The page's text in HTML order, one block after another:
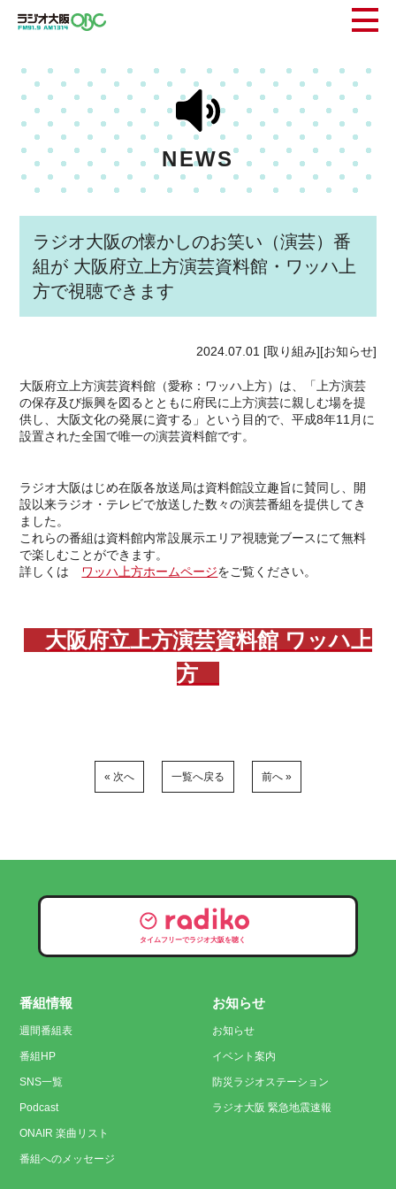
NEWS
ラジオ大阪の懐かしのお笑い（演芸）番
組が 大阪府立上方演芸資料館・ワッハ上
方で視聴できます
2024.07.01 [取り組み][お知らせ]
大阪府立上方演芸資料館（愛称：ワッハ上方）は、「上方演芸
の保存及び振興を図るとともに府民に上方演芸に親しむ場を提
供し、大阪文化の発展に資する」という目的で、平成8年11月に
設置された全国で唯一の演芸資料館です。
ラジオ大阪はじめ在阪各放送局は資料館設立趣旨に賛同し、開
設以来ラジオ・テレビで放送した数々の演芸番組を提供してき
ました。
これらの番組は資料館内常設展示エリア視聴覚ブースにて無料
で楽しむことができます。
詳しくは ワッハ上方ホームページをご覧ください。
大阪府立上方演芸資料館 ワッハ上
方
« 次へ 一覧へ戻る 前へ »
タイムフリーでラジオ大阪を聴く
番組情報
週間番組表
番組HP
SNS一覧
Podcast
ONAIR 楽曲リスト
番組へのメッセージ
お知らせ
お知らせ
イベント案内
防災ラジオステーション
ラジオ大阪 緊急地震速報